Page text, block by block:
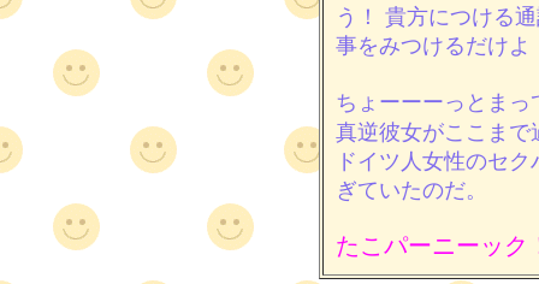
う！ 貴方につける
事をみつけるだけ
ちょーーーっとまっ
真逆彼女がここま
ドイツ人女性のセ
ぎていたのだ。
たこパーニーック